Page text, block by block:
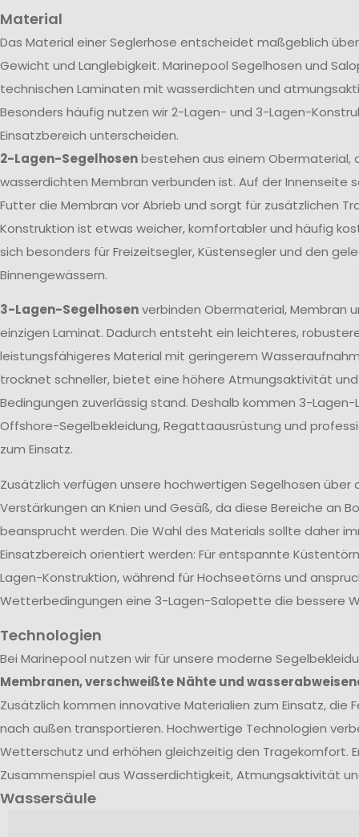
Material
Das Material einer Seglerhose entscheidet maßgeblich
Gewicht und Langlebigkeit. Marinepool Segelhosen und
technischen Laminaten mit wasserdichten und
Besonders häufig nutzen wir 2-Lagen- und 3-Lagen-
Einsatzbereich unterscheiden.
2-Lagen-Segelhosenbestehen aus einem Obermaterial,
wasserdichten Membran verbunden ist. Auf der Innenseite
Futter die Membran vor Abrieb und sorgt für zusätzlichen
Konstruktion ist etwas weicher, komfortabler und häufig
sich besonders für Freizeitsegler, Küstensegler und den
Binnengewässern.
3-Lagen-Segelhosenverbinden Obermaterial, Membran
einzigen Laminat. Dadurch entsteht ein leichteres,
leistungsfähigeres Material mit geringerem
trocknet schneller, bietet eine höhere Atmungsaktivität
Bedingungen zuverlässig stand. Deshalb kommen 3-
Offshore-Segelbekleidung, Regattaausrüstung und
zum Einsatz.
Zusätzlich verfügen unsere hochwertigen Segelhosen über
Verstärkungen an Knien und Gesäß, da diese Bereiche an
beansprucht werden. Die Wahl des Materials sollte daher
Einsatzbereich orientiert werden: Für entspannte
Lagen-Konstruktion, während für Hochseetörns und
Wetterbedingungen eine 3-Lagen-Salopette die bessere
Technologien
Bei Marinepool nutzen wir für unsere moderne
Membranen, verschweißte Nähte und
Zusätzlich kommen innovative Materialien zum Einsatz, die
nach außen transportieren. Hochwertige Technologien
Wetterschutz und erhöhen gleichzeitig den Tragekomfort.
Zusammenspiel aus Wasserdichtigkeit, Atmungsaktivität
Wassersäule